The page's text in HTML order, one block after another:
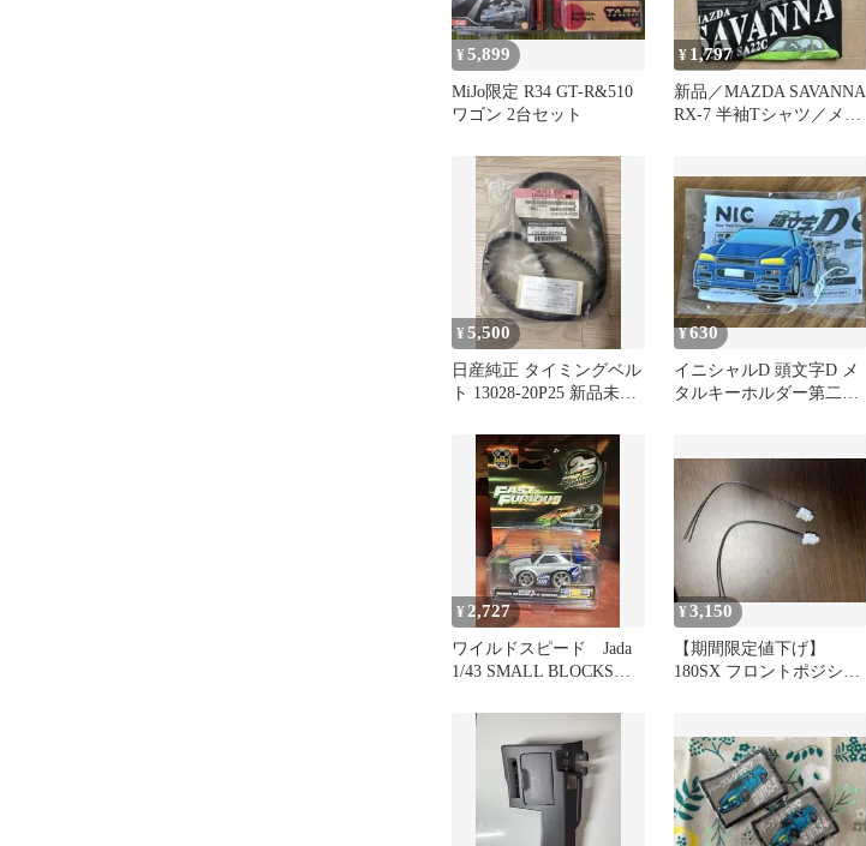
¥5,899
MiJo限定 R34 GT-R&510
ワゴン 2台セット
¥ 1,797
新品／MAZDA SAVANNA
RX-7 半袖Tシャツ／メン
¥5,500
日産純正 タイミングベル
ト 13028-20P25 新品未開
¥630
イニシャルD 頭文字D メ
タルキーホルダー第二弾
¥ 2,727
ワイルドスピード Jada
1/43 SMALL BLOCKS
¥3,150
【期間限定値下げ】
180SX フロントポジショ